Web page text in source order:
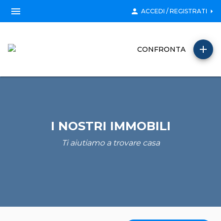
menu person ACCEDI / REGISTRATI arrow_right
CONFRONTA add
I NOSTRI IMMOBILI
Ti aiutiamo a trovare casa